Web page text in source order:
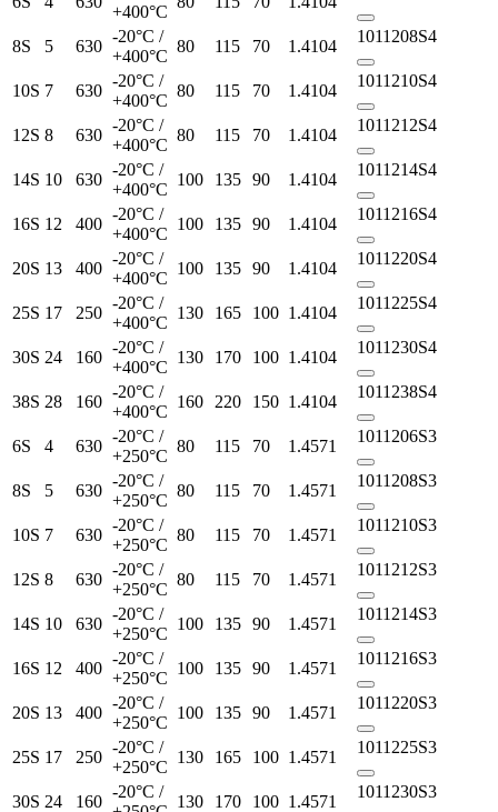
+400°C
8S 5 630
-20°C /
+400°C
80 115 70 1.4104
1011208S4
10S 7 630
-20°C /
+400°C
80 115 70 1.4104
1011210S4
12S 8 630
-20°C /
+400°C
80 115 70 1.4104
1011212S4
14S 10 630
-20°C /
+400°C
100 135 90 1.4104
1011214S4
16S 12 400
-20°C /
+400°C
100 135 90 1.4104
1011216S4
20S 13 400
-20°C /
+400°C
100 135 90 1.4104
1011220S4
25S 17 250
-20°C /
+400°C
130 165 100 1.4104
1011225S4
30S 24 160
-20°C /
+400°C
130 170 100 1.4104
1011230S4
38S 28 160
-20°C /
+400°C
160 220 150 1.4104
1011238S4
6S 4 630
-20°C /
+250°C
80 115 70 1.4571
1011206S3
8S 5 630
-20°C /
+250°C
80 115 70 1.4571
1011208S3
10S 7 630
-20°C /
+250°C
80 115 70 1.4571
1011210S3
12S 8 630
-20°C /
+250°C
80 115 70 1.4571
1011212S3
14S 10 630
-20°C /
+250°C
100 135 90 1.4571
1011214S3
16S 12 400
-20°C /
+250°C
100 135 90 1.4571
1011216S3
20S 13 400
-20°C /
+250°C
100 135 90 1.4571
1011220S3
25S 17 250
-20°C /
+250°C
130 165 100 1.4571
1011225S3
30S 24 160
-20°C /
130 170 100 1.4571
1011230S3